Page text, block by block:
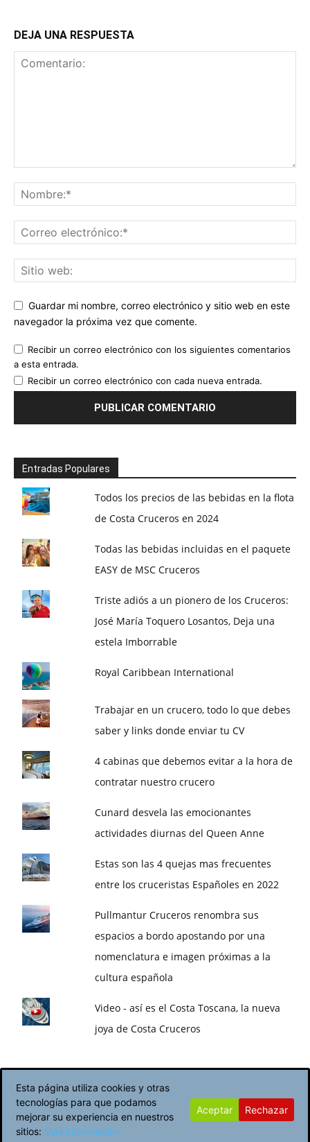
DEJA UNA RESPUESTA
Guardar mi nombre, correo electrónico y sitio web en este
navegador la próxima vez que comente.
Recibir un correo electrónico con los siguientes comentarios
a esta entrada.
Recibir un correo electrónico con cada nueva entrada.
Entradas Populares
Todos los precios de las bebidas en la flota
de Costa Cruceros en 2024
Todas las bebidas incluidas en el paquete
EASY de MSC Cruceros
Triste adiós a un pionero de los Cruceros:
José María Toquero Losantos, Deja una
estela Imborrable
Royal Caribbean International
Trabajar en un crucero, todo lo que debes
saber y links donde enviar tu CV
4 cabinas que debemos evitar a la hora de
contratar nuestro crucero
Cunard desvela las emocionantes
actividades diurnas del Queen Anne
Estas son las 4 quejas mas frecuentes
entre los cruceristas Españoles en 2022
Pullmantur Cruceros renombra sus
espacios a bordo apostando por una
nomenclatura e imagen próximas a la
cultura española
Video - así es el Costa Toscana, la nueva
joya de Costa Cruceros
Política de Cookies Avisos Legales
© Newspaper WordPress Theme by TagDiv
Esta página utiliza cookies y otras
tecnologías para que podamos
mejorar su experiencia en nuestros
sitios: Más información.
Aceptar Rechazar